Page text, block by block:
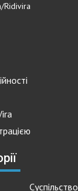
Ridivira
Суспільство